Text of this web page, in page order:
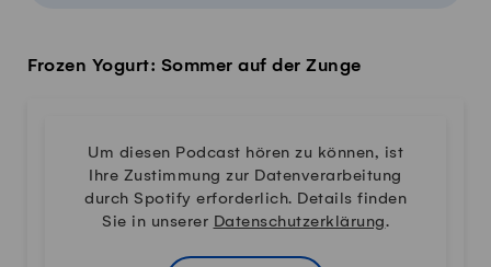
Frozen Yogurt: Sommer auf der Zunge
Um diesen Podcast hören zu können, ist
Ihre Zustimmung zur Datenverarbeitung
durch Spotify erforderlich. Details finden
Sie in unserer Datenschutzerklärung.